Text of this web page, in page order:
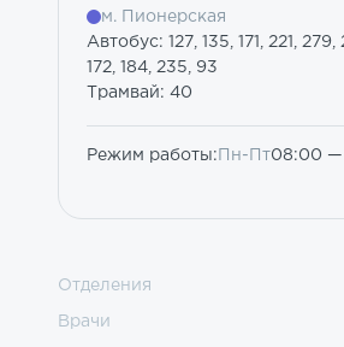
м. Пионерская
Автобус: 127, 135, 171, 221, 279,
172, 184, 235, 93
Трамвай: 40
Режим работы: Пн-Пт08:00 —
Отделения
Врачи